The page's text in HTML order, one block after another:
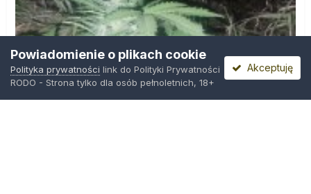
Powiadomienie o plikach cookie
Polityka prywatności link do Polityki Prywatności
RODO - Strona tylko dla osób pełnoletnich, 18+
Akceptuję